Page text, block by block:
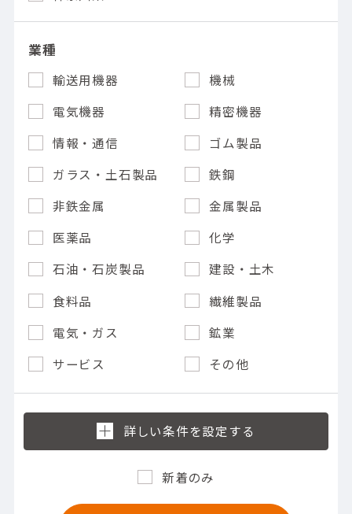
業種
輸送用機器
機械
電気機器
精密機器
情報・通信
ゴム製品
ガラス・土石製品
鉄鋼
非鉄金属
金属製品
医薬品
化学
石油・石炭製品
建設・土木
食料品
繊維製品
電気・ガス
鉱業
サービス
その他
新着のみ